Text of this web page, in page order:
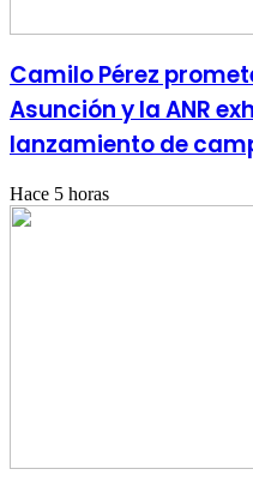
Camilo Pérez
Asunción y la ANR
lanzamiento de
Hace 5 horas